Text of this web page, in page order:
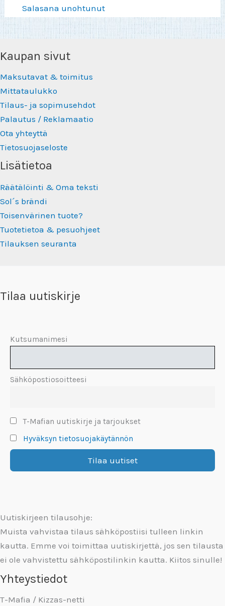
Salasana unohtunut
Kaupan sivut
Maksutavat & toimitus
Mittataulukko
Tilaus- ja sopimusehdot
Palautus / Reklamaatio
Ota yhteyttä
Tietosuojaseloste
Lisätietoa
Räätälöinti & Oma teksti
Sol´s brändi
Toisenvärinen tuote?
Tuotetietoa & pesuohjeet
Tilauksen seuranta
Tilaa uutiskirje
Kutsumanimesi
Sähköpostiosoitteesi
T-Mafian uutiskirje ja tarjoukset
Hyväksyn tietosuojakäytännön
Uutiskirjeen tilausohje:
Muista vahvistaa tilaus sähköpostiisi tulleen linkin
kautta. Emme voi toimittaa uutiskirjettä, jos sen tilausta
ei ole vahvistettu sähköpostilinkin kautta. Kiitos sinulle!
Yhteystiedot
T-Mafia / Kizzas-netti